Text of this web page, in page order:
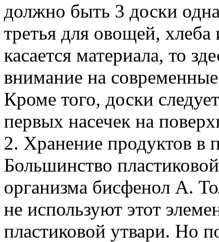
должно быть 3 доски
третья для овощей,
касается материала, то
внимание на
Кроме того, доски
первых насечек на
2. Хранение продуктов в
Большинство
организма бисфенол А.
не используют этот
пластиковой утвари. Но